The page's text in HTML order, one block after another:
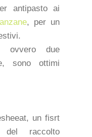
antipasto ai
, per un
ovvero due
sono ottimi
un fisrt
raccolto